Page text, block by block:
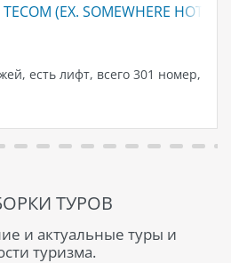
(EX. SOMEWHERE HOTEL
есть лифт, всего 301 номер,
ТУРОВ
и актуальные туры и
туризма.